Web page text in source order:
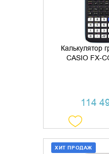
Калькулятор
CASIO FX-
114
ХИТ ПРОДАЖ